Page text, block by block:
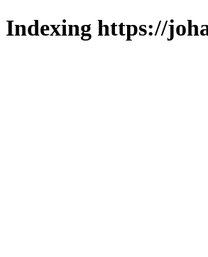
Indexing https://